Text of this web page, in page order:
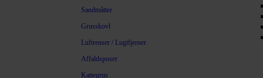
Sandmåtter
Grusskovl
Luftrenser / Lugtfjerner
Affaldsposer
Kattegrus